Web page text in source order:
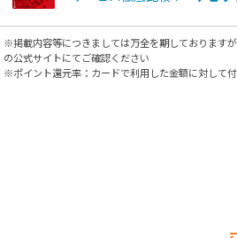
※掲載内容等につきましては万全を期しております
の公式サイトにてご確認ください
※ポイント還元率：カードで利用した金額に対して